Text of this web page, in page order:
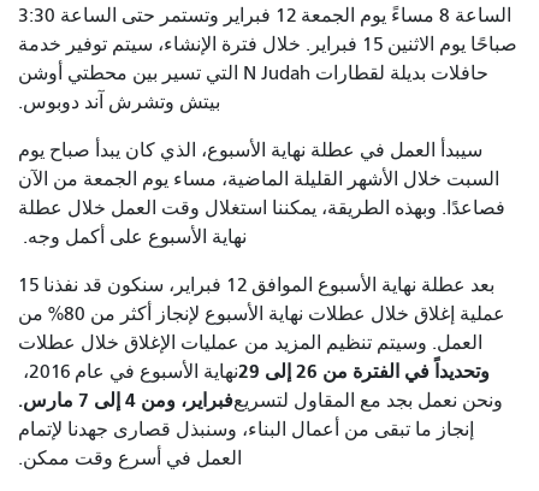
الساعة 8 مساءً يوم الجمعة 12 فبراير وتستمر حتى الساعة 3:30
صباحًا يوم الاثنين 15 فبراير. خلال فترة الإنشاء، سيتم توفير خدمة
حافلات بديلة لقطارات N Judah التي تسير بين محطتي أوشن
بيتش وتشرش آند دوبوس.
سيبدأ العمل في عطلة نهاية الأسبوع، الذي كان يبدأ صباح يوم
السبت خلال الأشهر القليلة الماضية، مساء يوم الجمعة من الآن
فصاعدًا. وبهذه الطريقة، يمكننا استغلال وقت العمل خلال عطلة
نهاية الأسبوع على أكمل وجه.
بعد عطلة نهاية الأسبوع الموافق 12 فبراير، سنكون قد نفذنا 15
عملية إغلاق خلال عطلات نهاية الأسبوع لإنجاز أكثر من 80% من
العمل. وسيتم تنظيم المزيد من عمليات الإغلاق خلال عطلات
نهاية الأسبوع في عام 2016،وتحديداً في الفترة من 26 إلى 29
فبراير، ومن 4 إلى 7 مارس.ونحن نعمل بجد مع المقاول لتسريع
إنجاز ما تبقى من أعمال البناء، وسنبذل قصارى جهدنا لإتمام
العمل في أسرع وقت ممكن.